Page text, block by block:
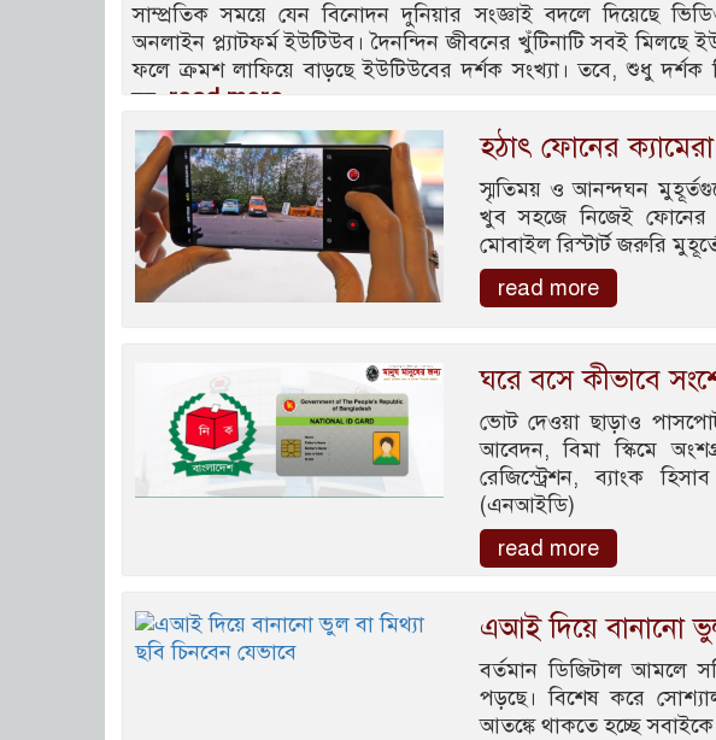
সাম্প্রতিক সময়ে যেন বিনোদন দুনিয়ার সংজ্ঞাই বদলে দিয়েছে
অনলাইন প্ল্যাটফর্ম ইউটিউব। দৈনন্দিন জীবনের খুঁটিনাটি সবই মিলছে
ফলে ক্রমশ লাফিয়ে বাড়ছে ইউটিউবের দর্শক সংখ্যা। তবে, শুধু দর্শক
নয়, read more
হঠাৎ ফোনের
স্মৃতিময় ও আনন্দঘন
খুব সহজে নিজেই ফোনের
মোবাইল রিস্টার্ট জরুরি
read more
ঘরে বসে কীভাবে
ভোট দেওয়া ছাড়াও
আবেদন, বিমা স্কিমে
রেজিস্ট্রেশন, ব্যাংক
(এনআইডি)
read more
এআই দিয়ে বানানো
বর্তমান ডিজিটাল আমলে
পড়ছে। বিশেষ করে
আতঙ্কে থাকতে হচ্ছে